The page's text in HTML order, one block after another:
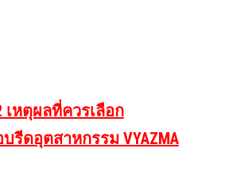
เหตุผลที่ควรเลือก
บรีดอุตสาหกรรม VYAZMA